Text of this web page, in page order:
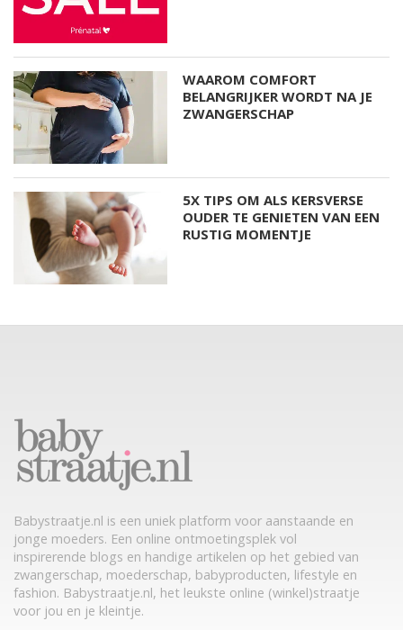
WAAROM COMFORT
BELANGRIJKER WORDT NA JE
ZWANGERSCHAP
5X TIPS OM ALS KERSVERSE
OUDER TE GENIETEN VAN EEN
RUSTIG MOMENTJE
Babystraatje.nl is een uniek platform voor aanstaande en
jonge moeders. Een online ontmoetingsplek vol
inspirerende blogs en handige artikelen op het gebied van
zwangerschap, moederschap, babyproducten, lifestyle en
fashion. Babystraatje.nl, het leukste online (winkel)straatje
voor jou en je kleintje.